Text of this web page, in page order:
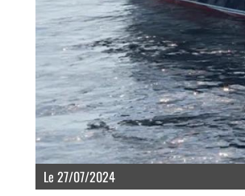
Le 27/07/2024